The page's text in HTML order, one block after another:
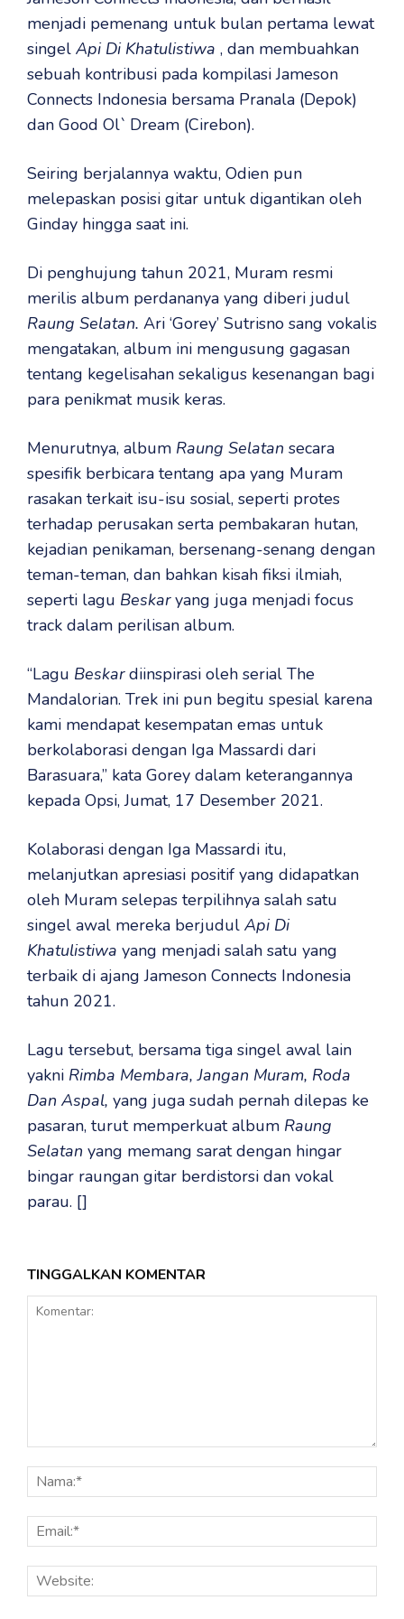
menjadi pemenang untuk bulan pertama lewat
singel Api Di Khatulistiwa , dan membuahkan
sebuah kontribusi pada kompilasi Jameson
Connects Indonesia bersama Pranala (Depok)
dan Good Ol` Dream (Cirebon).
Seiring berjalannya waktu, Odien pun
melepaskan posisi gitar untuk digantikan oleh
Ginday hingga saat ini.
Di penghujung tahun 2021, Muram resmi
merilis album perdananya yang diberi judul
Raung Selatan. Ari ‘Gorey’ Sutrisno sang vokalis
mengatakan, album ini mengusung gagasan
tentang kegelisahan sekaligus kesenangan bagi
para penikmat musik keras.
Menurutnya, album Raung Selatan secara
spesifik berbicara tentang apa yang Muram
rasakan terkait isu-isu sosial, seperti protes
terhadap perusakan serta pembakaran hutan,
kejadian penikaman, bersenang-senang dengan
teman-teman, dan bahkan kisah fiksi ilmiah,
seperti lagu Beskaryang juga menjadi focus
track dalam perilisan album.
“Lagu Beskardiinspirasi oleh serial The
Mandalorian. Trek ini pun begitu spesial karena
kami mendapat kesempatan emas untuk
berkolaborasi dengan Iga Massardi dari
Barasuara,” kata Gorey dalam keterangannya
kepada Opsi, Jumat, 17 Desember 2021.
Kolaborasi dengan Iga Massardi itu,
melanjutkan apresiasi positif yang didapatkan
oleh Muram selepas terpilihnya salah satu
singel awal mereka berjudul Api Di
Khatulistiwa yang menjadi salah satu yang
terbaik di ajang Jameson Connects Indonesia
tahun 2021.
Lagu tersebut, bersama tiga singel awal lain
yakni Rimba Membara, Jangan Muram, Roda
Dan Aspal, yang juga sudah pernah dilepas ke
pasaran, turut memperkuat album Raung
Selatan yang memang sarat dengan hingar
bingar raungan gitar berdistorsi dan vokal
parau. []
TINGGALKAN KOMENTAR